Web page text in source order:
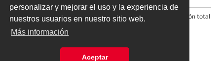
personalizar y mejorar el uso y la experiencia de
nuestros usuarios en nuestro sitio web.
Más información
Aceptar
© 2026 Todos los derechos reservados. Prohibida la reproducción total
o parcial, incluyendo cualquier medio electrónico*